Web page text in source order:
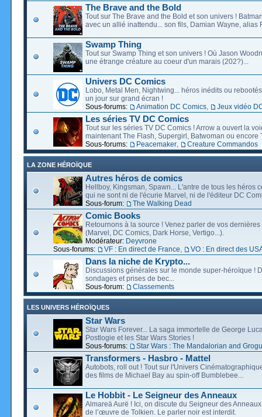
The Brave and the Bold
Tout sur The Brave and the Bold et son univers !
avec un allié inattendu... son fils, Damian Wayne, alias
Swamp Thing
Tout sur Swamp Thing et son univers ! Où Jason
une étrange créature au coeur d'un marais (202?)...
Univers DC Comics
Lobo, Metal Men, Nightwing... héros inédits ou
un jour sur grand écran !
Sous-forums:
Animation DC Comics Jeux vidéo
Les séries TV DC Comics
Tout sur les séries TV DC Comics ! Arrow a ouvert la
maintenant The Flash, Supergirl, Batwoman ou encore
Sous-forums:
Peacemaker Creature Commandos
LA ZONE HÉROÏQUE
Autres héros de comics
Hellboy, Kingsman, Spawn... L'antre de tous les héros
qui ne sont ni de l'écurie Marvel, ni de l'éditeur DC
Sous-forum:
The Walking Dead
Comic Books
Retournons à la source ! Venez parler de vos dernières
(Marvel, DC Comics, Dark Horse, Vertigo...).
Modérateur: Deyvrone
Sous-forums:
VF : En direct de France VO : En direct des
Dans la niche de Krypto...
Discussions générales sur le monde super-héroïque !
sondages et prises de bec...
Sous-forum:
Classements
LES UNIVERS HÉROÏQUES
Star Wars
Star Wars Forever... La saga immortelle de George
Postlogie et les Star Wars Stories !
Sous-forums:
Star Wars : The Mandalorian and Grogu
Transformers - Hasbro - Mattel
Autobots, roll out ! Tout sur l'Univers
des films de Michael Bay au spin-off Bumblebee...
Le Hobbit - Le Seigneur des Anneaux
Almareä Aurë ! Ici, on discute du Seigneur des
de l’œuvre de Tolkien. Le parler noir est interdit.